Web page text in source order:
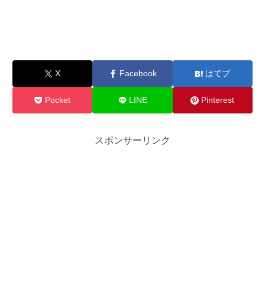
X Facebook はてブ
Pocket LINE Pinterest
スポンサーリンク